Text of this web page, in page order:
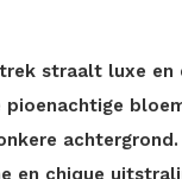
straalt luxe
en chique